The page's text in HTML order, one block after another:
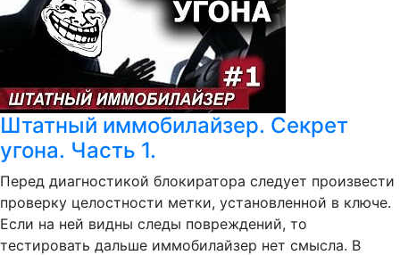
Штатный иммобилайзер. Секрет
угона. Часть 1.
Перед диагностикой блокиратора следует произвести
проверку целостности метки, установленной в ключе.
Если на ней видны следы повреждений, то
тестировать дальше иммобилайзер нет смысла. В